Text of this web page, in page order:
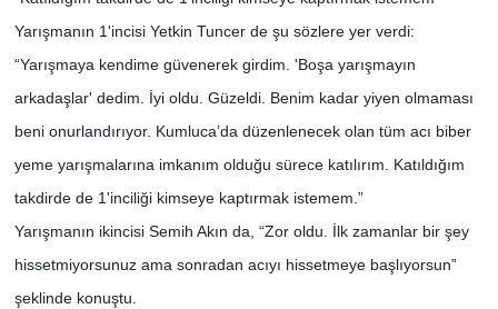
Yarışmanın 1'incisi Yetkin Tuncer de şu sözlere yer verdi:
“Yarışmaya kendime güvenerek girdim. 'Boşa yarışmayın
arkadaşlar' dedim. İyi oldu. Güzeldi. Benim kadar yiyen olmaması
beni onurlandırıyor. Kumluca’da düzenlenecek olan tüm acı biber
yeme yarışmalarına imkanım olduğu sürece katılırım. Katıldığım
takdirde de 1'inciliği kimseye kaptırmak istemem.”
Yarışmanın ikincisi Semih Akın da, “Zor oldu. İlk zamanlar bir şey
hissetmiyorsunuz ama sonradan acıyı hissetmeye başlıyorsun”
şeklinde konuştu.